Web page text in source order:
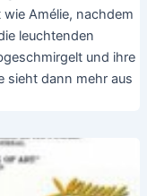
Amélie, nachdem
leuchtenden
und ihre
sieht dann mehr aus